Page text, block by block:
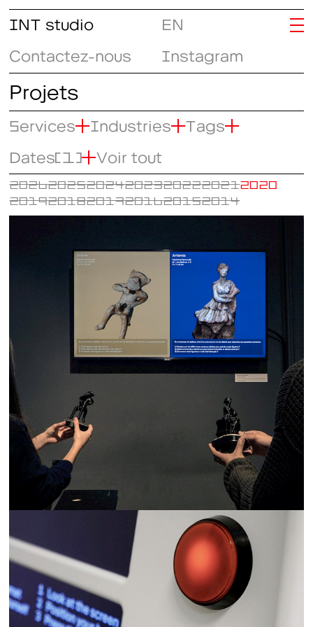
INT studio
Contactez-nous
Instagram
EN
Projets
Services Industries
Tags
Dates(1) Voir tout
2026202520242023202220212020
201920182017201620152014